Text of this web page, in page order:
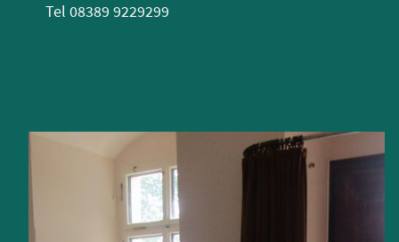
Tel 08389 9229299